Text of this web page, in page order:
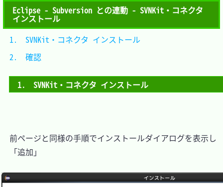
Eclipse - Subversion との連動 - SVNKit・コネクタ
インストール
1.　SVNKit・コネクタ インストール
前ページと同様の手順でインストールダイアログを表示し
「追加」